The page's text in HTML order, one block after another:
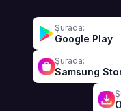
Şurada:
Google Play
Şurada:
Samsung